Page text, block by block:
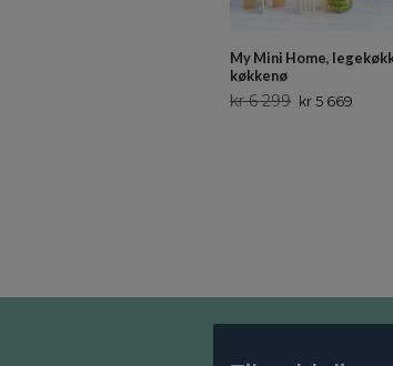
My Mini Home,
køkkenø
kr 6 299 kr 5 669